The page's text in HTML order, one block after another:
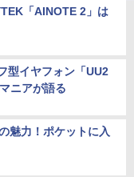
「AINOTE 2」は
型イヤフォン「UU2
ニアが語る
魅力！ポケットに入